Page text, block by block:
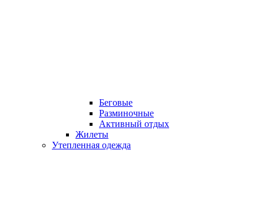
Беговые
Разминочные
Активный отдых
Жилеты
Утепленная одежда